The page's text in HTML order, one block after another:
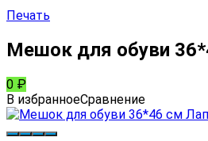
Печать
Мешок для обуви
0 ₽
В избранноеСравнение